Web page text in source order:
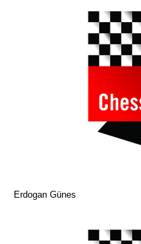
Erdogan Günes